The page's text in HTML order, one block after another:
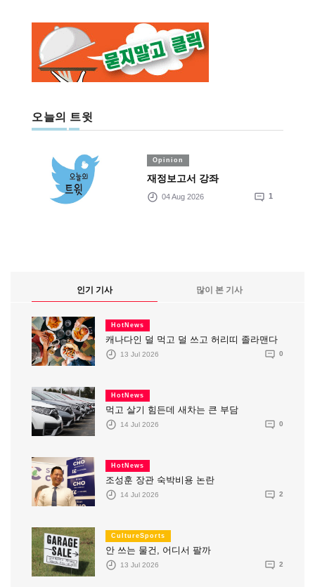
오늘의 트윗
Opinion
재정보고서 강좌
04 Aug 2026 1
인기 기사 많이 본 기사
HotNews
캐나다인 덜 먹고 덜 쓰고 허리띠 졸라맨다
13 Jul 2026 0
HotNews
먹고 살기 힘든데 새차는 큰 부담
14 Jul 2026 0
HotNews
조성훈 장관 숙박비용 논란
14 Jul 2026 2
CultureSports
안 쓰는 물건, 어디서 팔까
13 Jul 2026 2